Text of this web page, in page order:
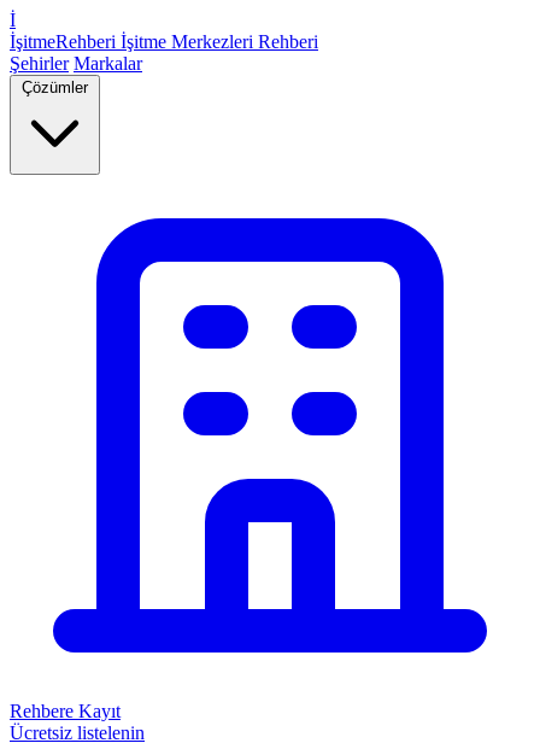
İ
İşitmeRehberi İşitme Merkezleri Rehberi
Şehirler Markalar
Çözümler
Rehbere Kayıt
Ücretsiz listelenin